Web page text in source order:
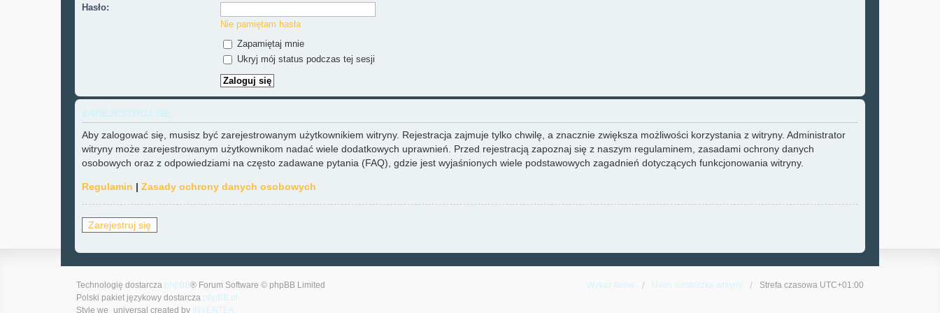
Hasło:
Nie pamiętam hasła
Zapamiętaj mnie
Ukryj mój status podczas tej sesji
ZAREJESTRUJ SIĘ
Aby zalogować się, musisz być zarejestrowanym użytkownikiem witryny. Rejestracja zajmuje tylko chwilę, a znacznie zwiększa możliwości korzystania z witryny. Administrator
witryny może zarejestrowanym użytkownikom nadać wiele dodatkowych uprawnień. Przed rejestracją zapoznaj się z naszym regulaminem, zasadami ochrony danych
osobowych oraz z odpowiedziami na często zadawane pytania (FAQ), gdzie jest wyjaśnionych wiele podstawowych zagadnień dotyczących funkcjonowania witryny.
Regulamin | Zasady ochrony danych osobowych
Zarejestruj się
Wykaz forów Usuń ciasteczka witryny Strefa czasowa UTC+01:00
Technologię dostarcza phpBB® Forum Software © phpBB Limited
Polski pakiet językowy dostarcza phpBB.pl
Style we_universal created by INVENTEA